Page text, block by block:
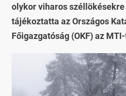
olykor viharos
tájékoztatta az Országos
Főigazgatóság (OKF) az